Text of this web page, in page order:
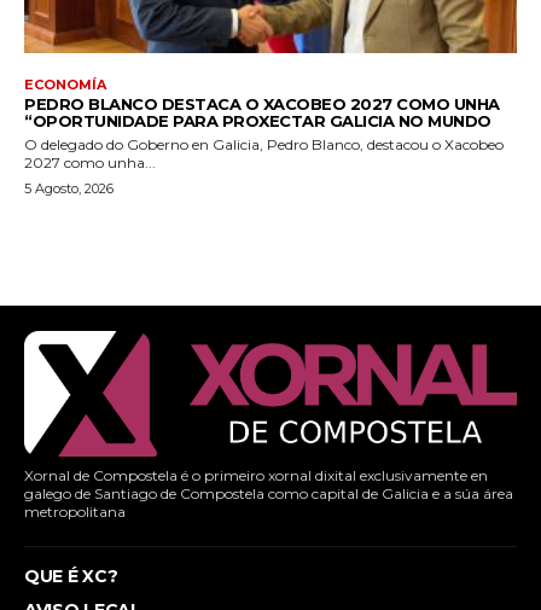
ECONOMÍA
PEDRO BLANCO DESTACA O XACOBEO 2027 COMO UNHA
“OPORTUNIDADE PARA PROXECTAR GALICIA NO MUNDO
O delegado do Goberno en Galicia, Pedro Blanco, destacou o Xacobeo
2027 como unha...
5 Agosto, 2026
Xornal de Compostela é o primeiro xornal dixital exclusivamente en
galego de Santiago de Compostela como capital de Galicia e a súa área
metropolitana
QUE É XC?